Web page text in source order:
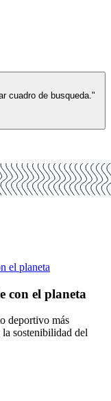
cuadro de busqueda."
el planeta
con el planeta
deportivo más
sostenibilidad del